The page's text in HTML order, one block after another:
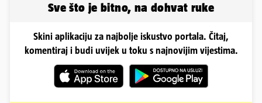
Sve što je bitno, na dohvat ruke
Skini aplikaciju za najbolje iskustvo portala. Čitaj,
komentiraj i budi uvijek u toku s najnovijim vijestima.